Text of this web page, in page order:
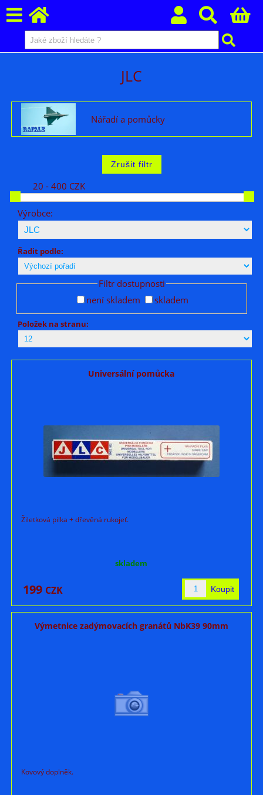
JLC
Nářadí a pomůcky
20 - 400 CZK
Výrobce:
Řadit podle:
Filtr dostupnosti
není skladem
skladem
Položek na stranu:
Universální pomůcka
Žiletková pilka + dřevěná rukojeť.
skladem
199 CZK
Výmetnice zadýmovacích granátů NbK39 90mm
Kovový doplněk.